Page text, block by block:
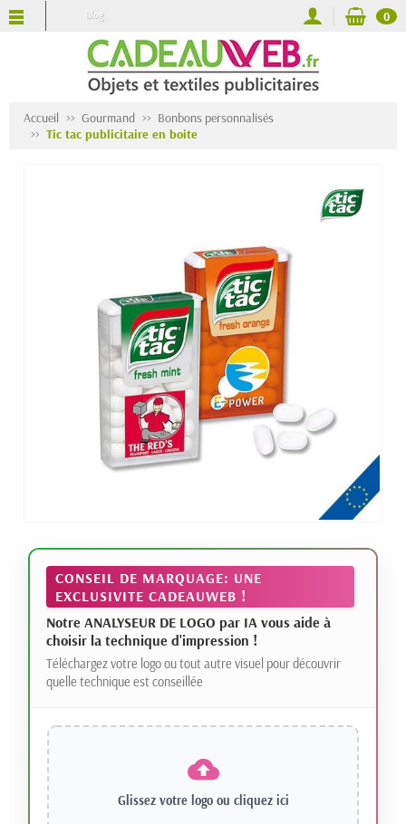
Blog 0
Accueil Gourmand
Bonbons personnalisés
Tic tac publicitaire en boite
CONSEIL DE MARQUAGE: UNE
EXCLUSIVITE CADEAUWEB !
Notre ANALYSEUR DE LOGO par IA vous aide à
choisir la technique d'impression !
Téléchargez votre logo ou tout autre visuel pour découvrir
quelle technique est conseillée
Glissez votre logo ou cliquez ici